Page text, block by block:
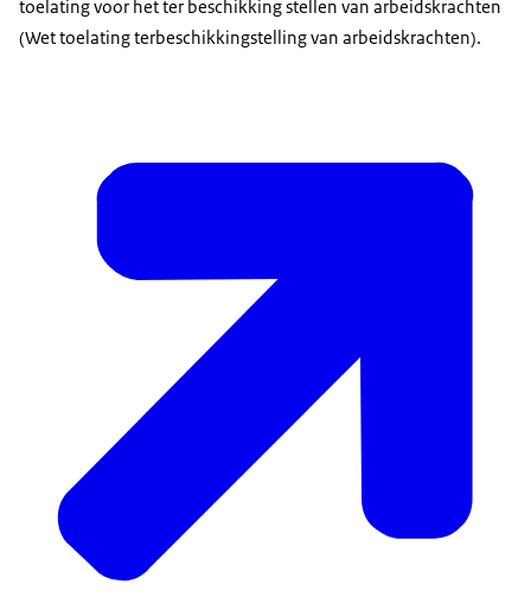
toelating voor het ter beschikking stellen van arbeidskrachten
(Wet toelating terbeschikkingstelling van arbeidskrachten).